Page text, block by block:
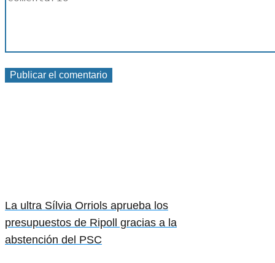
La ultra Sílvia Orriols aprueba los
presupuestos de Ripoll gracias a la
abstención del PSC